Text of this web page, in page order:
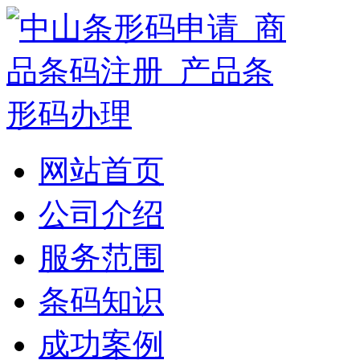
网站首页
公司介绍
服务范围
条码知识
成功案例